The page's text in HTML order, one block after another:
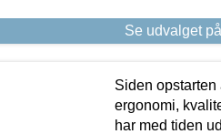
Se udvalget
Siden opstarten
ergonomi,
har med tiden